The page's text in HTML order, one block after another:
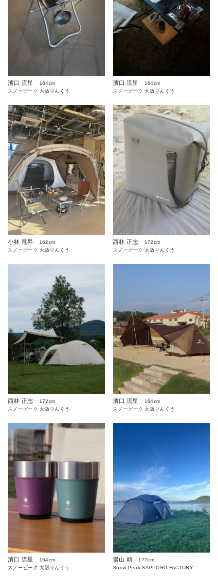
濱口 流星
164cm
スノーピーク 大阪りんくう
濱口 流星
164cm
スノーピーク 大阪りんくう
小林 竜昇
162cm
スノーピーク 大阪りんくう
西林 正志
172cm
スノーピーク 大阪りんくう
西林 正志
172cm
スノーピーク 大阪りんくう
濱口 流星
164cm
スノーピーク 大阪りんくう
濱口 流星
164cm
スノーピーク 大阪りんくう
畠山 頼
177cm
Snow Peak SAPPORO FACTORY